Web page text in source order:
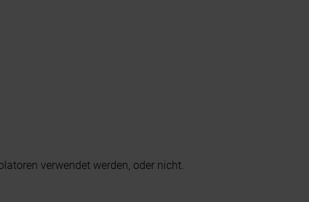
verwendet werden, oder nicht.